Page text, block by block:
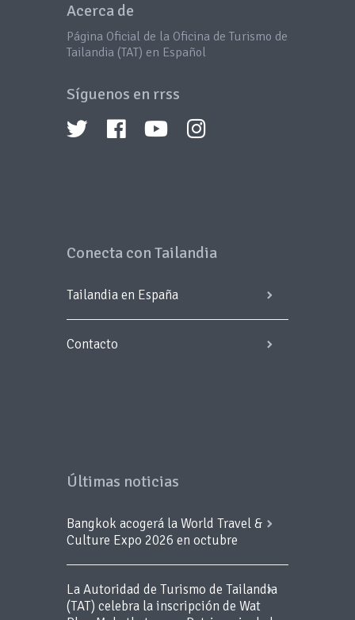
Acerca de
Página Oficial de la Oficina de Turismo de
Tailandia (TAT) en Español
Síguenos en rrss
Conecta con Tailandia
Tailandia en España
Contacto
Últimas noticias
Bangkok acogerá la World Travel &
Culture Expo 2026 en octubre
La Autoridad de Turismo de Tailandia
(TAT) celebra la inscripción de Wat